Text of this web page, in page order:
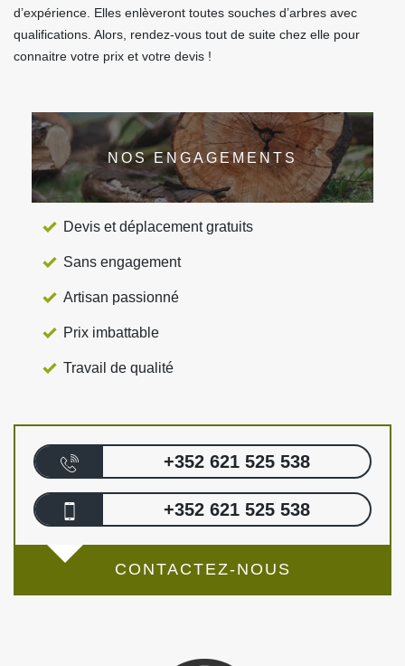
d’expérience. Elles enlèveront toutes souches d’arbres avec
qualifications. Alors, rendez-vous tout de suite chez elle pour
connaitre votre prix et votre devis !
NOS ENGAGEMENTS
Devis et déplacement gratuits
Sans engagement
Artisan passionné
Prix imbattable
Travail de qualité
+352 621 525 538
+352 621 525 538
CONTACTEZ-NOUS